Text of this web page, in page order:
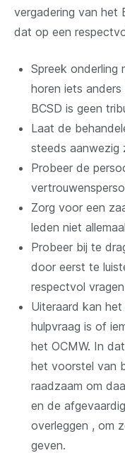
vergadering van het
dat op een
Spreek onderling
horen iets anders
BCSD is geen
Laat de
steeds aanwezig
Probeer de
Zorg voor een
leden niet
Probeer bij te
door eerst te
respectvol
Uiteraard kan
hulpvraag is of
het OCMW. In
het voorstel van
raadzaam om
en de
overleggen , om
geven.